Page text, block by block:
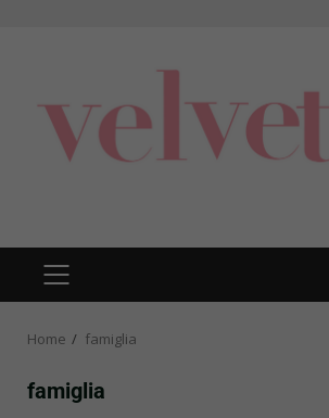
PRIMARY
MENU
Home famiglia
famiglia